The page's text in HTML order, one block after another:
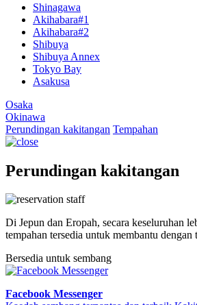
Shinagawa
Akihabara#1
Akihabara#2
Shibuya
Shibuya Annex
Tokyo Bay
Asakusa
Osaka
Okinawa
Perundingan kakitangan Tempahan
Perundingan kakitangan
Di Jepun dan Eropah, secara keseluruhan
tempahan tersedia untuk membantu dengan
Bersedia untuk sembang
Facebook Messenger